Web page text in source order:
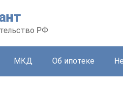
РФ
МКД Об ипотеке